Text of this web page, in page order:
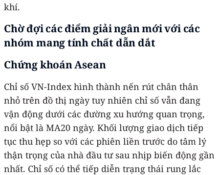
khí.
Chờ đợi các điểm giải ngân mới với các
nhóm mang tính chất dẫn dắt
Chứng khoán Asean
Chỉ số VN-Index hình thành nến rút chân thân
nhỏ trên đồ thị ngày tuy nhiên chỉ số vẫn đang
vận động dưới các đường xu hướng quan trọng,
nổi bật là MA20 ngày. Khối lượng giao dịch tiếp
tục thu hẹp so với các phiên liền trước do tâm lý
thận trọng của nhà đầu tư sau nhịp biến động gần
nhất. Chỉ số có thể tiếp diễn trạng thái rung lắc